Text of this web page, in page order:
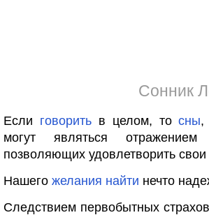
Сонник
Если говоритьв целом, тосны,
могут являться
позволяющих удовлетворить
Нашего желания найти нечто
Следствием первобытных